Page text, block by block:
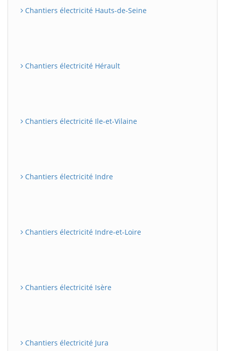
Chantiers électricité Hauts-de-Seine
Chantiers électricité Hérault
Chantiers électricité Ile-et-Vilaine
Chantiers électricité Indre
Chantiers électricité Indre-et-Loire
Chantiers électricité Isère
Chantiers électricité Jura